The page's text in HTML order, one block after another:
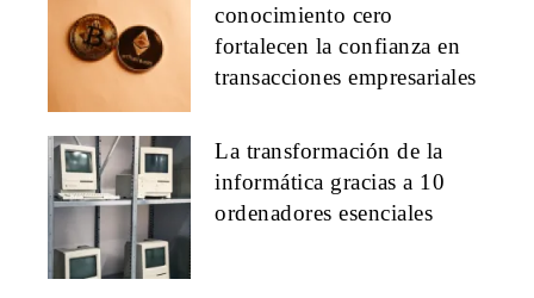
conocimiento cero
fortalecen la confianza en
transacciones empresariales
La transformación de la
informática gracias a 10
ordenadores esenciales